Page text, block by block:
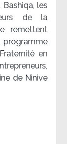
les
de la
remettent
programme
en
de Ninive